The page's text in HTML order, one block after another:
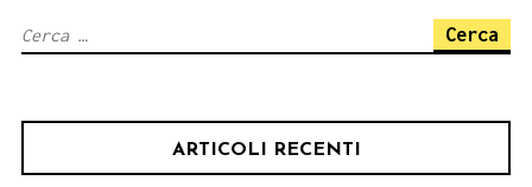
Ricerca
ARTICOLI RECENTI